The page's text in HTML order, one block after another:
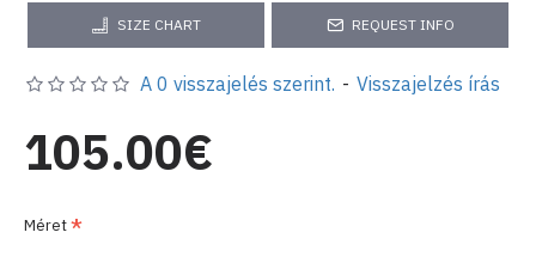
SIZE CHART REQUEST INFO
A 0 visszajelés szerint. - Visszajelzés írás
105.00€
Méret